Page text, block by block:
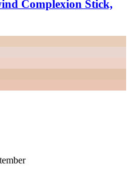
Complexion Stick,